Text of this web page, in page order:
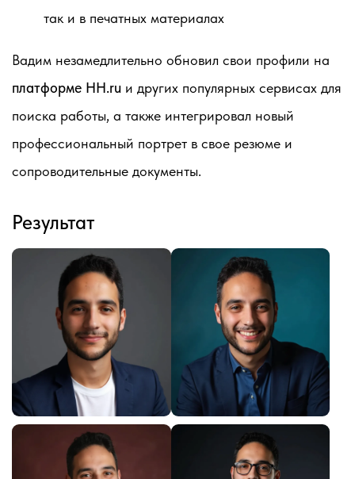
так и в печатных материалах
Вадим незамедлительно обновил свои профили на
платформе HH.ru и других популярных сервисах для
поиска работы, а также интегрировал новый
профессиональный портрет в свое резюме и
сопроводительные документы.
Результат